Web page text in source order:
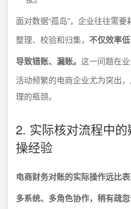
面对数据“孤岛”，企业往往需
整理、校验和归集， 不仅效率
导致错账、漏账。 这一问题在
活动频繁的电商企业尤为突出
理的瓶颈。
2. 实际核对流程中
操经验
电商财务对账的实际操作远比
多系统、多角色协作，稍有疏忽